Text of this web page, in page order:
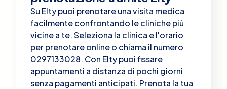
Su Elty puoi prenotare una visita medica
facilmente confrontando le cliniche più
vicine a te. Seleziona la clinica e l'orario
per prenotare online o chiama il numero
0297133028. Con Elty puoi fissare
appuntamenti a distanza di pochi giorni
senza pagamenti anticipati. Prenota la tua